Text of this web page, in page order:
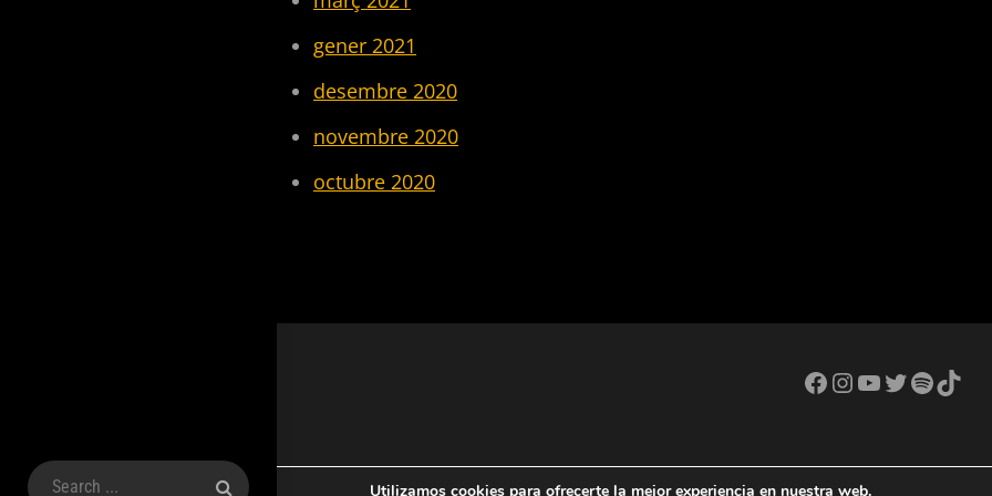
Search
gener 2021
desembre 2020
novembre 2020
octubre 2020
Facebook
Instagram
YouTube
Twitter
Spotify
Copyright © 2026Madveras, Música i Versions. All Rights
Utilizamos cookies para ofrecerte la mejor experiencia en nuestra web.